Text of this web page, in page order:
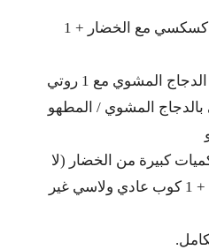
1-3 تمر + 1 وعاء صغير كسكسي مع الخضار + 1
قطعتان متوسطتان من الدجاج المشوي مع 1 روتي
المشوي / المطهو
كبيرة من الخضار (لا
تضيف الصلصة الحلوة) + 1 كوب عادي ولاسي غير